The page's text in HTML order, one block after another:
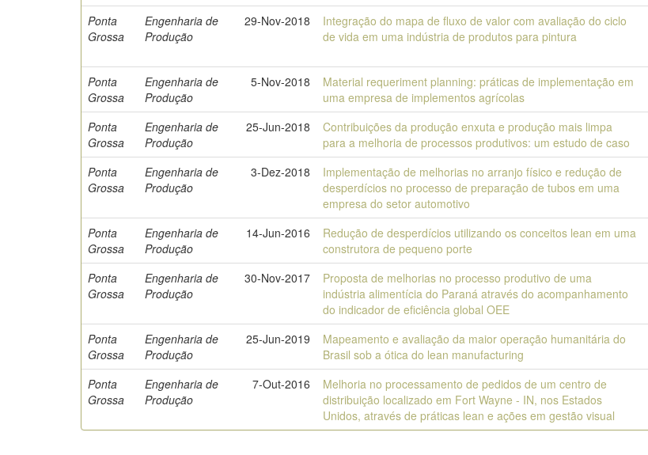
Ponta
Grossa
Engenharia de
Produção
29-Nov-2018
Integração do mapa de fluxo de valor com avaliação do ciclo
de vida em uma indústria de produtos para pintura
Ponta
Grossa
Engenharia de
Produção
5-Nov-2018
Material requeriment planning: práticas de implementação em
uma empresa de implementos agrícolas
Ponta
Grossa
Engenharia de
Produção
25-Jun-2018
Contribuições da produção enxuta e produção mais limpa
para a melhoria de processos produtivos: um estudo de caso
Ponta
Grossa
Engenharia de
Produção
3-Dez-2018
Implementação de melhorias no arranjo físico e redução de
desperdícios no processo de preparação de tubos em uma
empresa do setor automotivo
Ponta
Grossa
Engenharia de
Produção
14-Jun-2016
Redução de desperdícios utilizando os conceitos lean em uma
construtora de pequeno porte
Ponta
Grossa
Engenharia de
Produção
30-Nov-2017
Proposta de melhorias no processo produtivo de uma
indústria alimentícia do Paraná através do acompanhamento
do indicador de eficiência global OEE
Ponta
Grossa
Engenharia de
Produção
25-Jun-2019
Mapeamento e avaliação da maior operação humanitária do
Brasil sob a ótica do lean manufacturing
Ponta
Grossa
Engenharia de
Produção
7-Out-2016
Melhoria no processamento de pedidos de um centro de
distribuição localizado em Fort Wayne - IN, nos Estados
Unidos, através de práticas lean e ações em gestão visual